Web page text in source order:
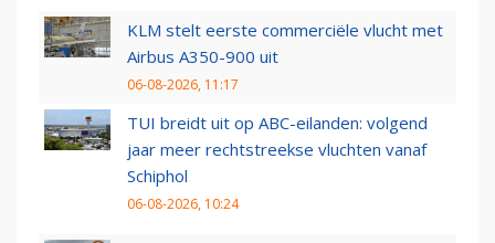
KLM stelt eerste commerciële vlucht met
Airbus A350-900 uit
06-08-2026, 11:17
TUI breidt uit op ABC-eilanden: volgend
jaar meer rechtstreekse vluchten vanaf
Schiphol
06-08-2026, 10:24